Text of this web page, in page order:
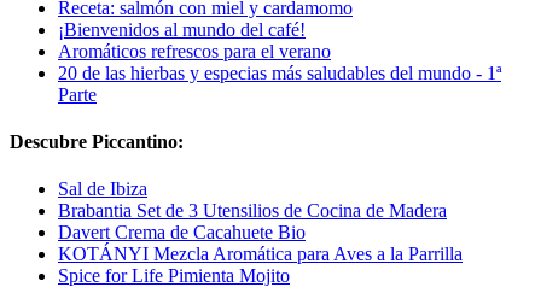
Receta: salmón con miel y cardamomo
¡Bienvenidos al mundo del café!
Aromáticos refrescos para el verano
20 de las hierbas y especias más saludables del mundo - 1ª
Parte
Descubre Piccantino:
Sal de Ibiza
Brabantia Set de 3 Utensilios de Cocina de Madera
Davert Crema de Cacahuete Bio
KOTÁNYI Mezcla Aromática para Aves a la Parrilla
Spice for Life Pimienta Mojito